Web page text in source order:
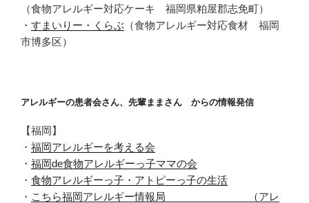
（食物アレルギー対応ケーキ 福岡県粕屋郡志免町）
・ すまいりー・くらぶ （食物アレルギー対応食材 福岡
市博多区）
アレルギーの患者会さん、先輩ままさん からの情報発信
【福岡】
・ 福岡アレルギーを考える会
・ 福岡de食物アレルギーっ子ママの会
・ 食物アレルギーっ子・アトピーっ子の生活
・ こちら福岡アレルギー情報局 （アレ